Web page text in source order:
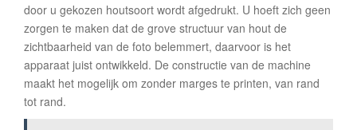
door u gekozen houtsoort wordt afgedrukt. U hoeft zich geen
zorgen te maken dat de grove structuur van hout de
zichtbaarheid van de foto belemmert, daarvoor is het
apparaat juist ontwikkeld. De constructie van de machine
maakt het mogelijk om zonder marges te printen, van rand
tot rand.